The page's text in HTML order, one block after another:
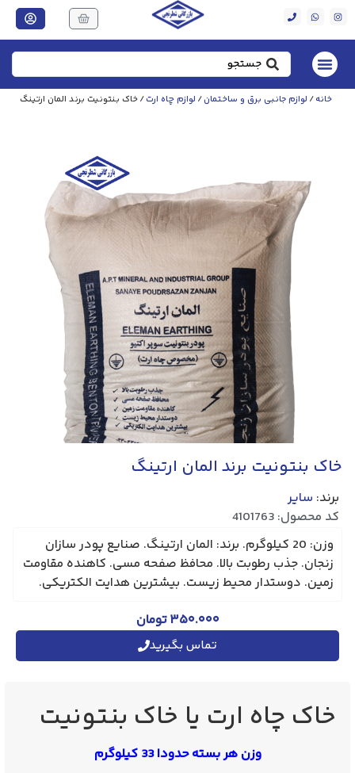
خانه/ لوازم جانبی برق و ساختمان/ لوازم چاه ارت/ خاک بنتونیت برند المان ارتینگ
خاک بنتونیت برند المان ارتینگ
برند: سایر
کد محصول: 4101763
وزن: 20 کیلوگرم. برند: المان ارتینگ. صنایع پودر سازان
زنجان. جذب رطوبت بالا. محافظ صفحه مسی. کاهنده مقاومت
زمین. دوستدار محیط زیست. بیشترین هدایت الکتریکی.
۳۵۰.۰۰۰تومان
تماس بگیرید
خاک چاه ارت یا خاک بنتونیت
وزن هر بسته حدودا 33 کیلوگرم